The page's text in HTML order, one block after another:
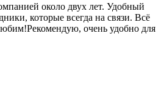
около двух лет. Удобный
которые всегда на связи. Всё
очень удобно для